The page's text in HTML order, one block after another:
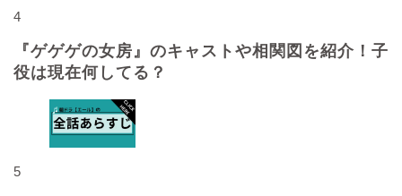
4
『ゲゲゲの女房』のキャストや相関図を紹介！子
役は現在何してる？
5